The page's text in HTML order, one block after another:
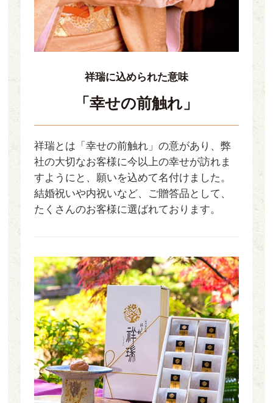
祥瑞に込められた意味
「幸せの前触れ」
祥瑞とは「幸せの前触れ」の意があり、弊
社の大切なお客様に今以上の幸せが訪れま
すようにと、願いを込めて名付けました。
結婚祝いや内祝いなど、ご贈答品として、
たくさんのお客様に選ばれております。